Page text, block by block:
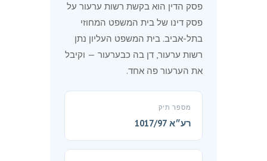
פסק הדין הוא בקשת רשות ערעור על
פסק דינו של בית המשפט המחוזי
בתל-אביב. בית המשפט העליון נתן
רשות ערעור, דן בה כבערעור — וקיבל
את הערעור פה אחד.
מספר תיק
רע״א 1017/97